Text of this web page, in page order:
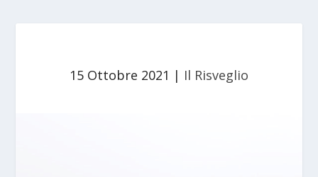
15 Ottobre 2021 | Il Risveglio